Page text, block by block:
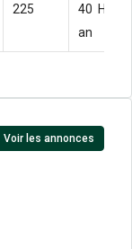
225
40  HT
an
Voir les annonces